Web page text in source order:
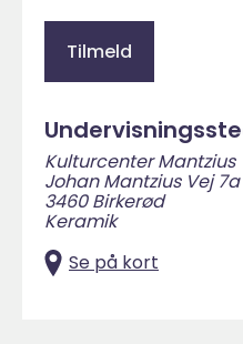
Tilmeld
Kulturcenter Mantzius
Johan Mantzius Vej 7a
3460 Birkerød
Keramik
Se på kort